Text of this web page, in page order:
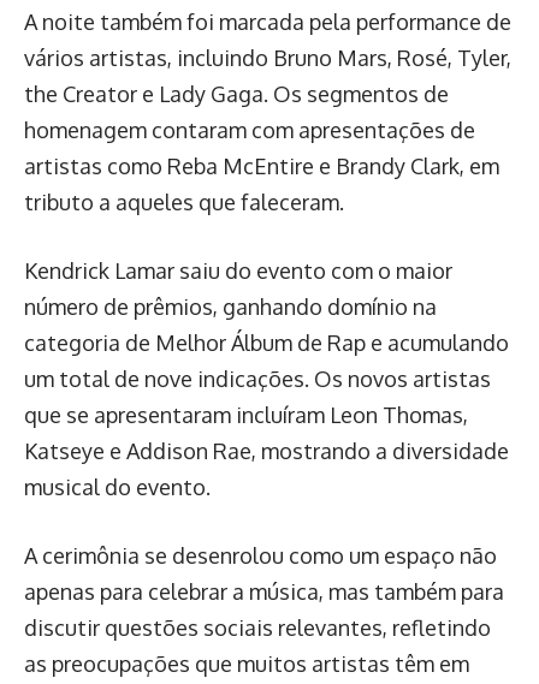
A noite também foi marcada pela performance de
vários artistas, incluindo Bruno Mars, Rosé, Tyler,
the Creator e Lady Gaga. Os segmentos de
homenagem contaram com apresentações de
artistas como Reba McEntire e Brandy Clark, em
tributo a aqueles que faleceram.
Kendrick Lamar saiu do evento com o maior
número de prêmios, ganhando domínio na
categoria de Melhor Álbum de Rap e acumulando
um total de nove indicações. Os novos artistas
que se apresentaram incluíram Leon Thomas,
Katseye e Addison Rae, mostrando a diversidade
musical do evento.
A cerimônia se desenrolou como um espaço não
apenas para celebrar a música, mas também para
discutir questões sociais relevantes, refletindo
as preocupações que muitos artistas têm em